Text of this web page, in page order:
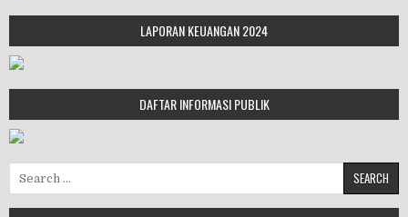
LAPORAN KEUANGAN 2024
DAFTAR INFORMASI PUBLIK
Search for: